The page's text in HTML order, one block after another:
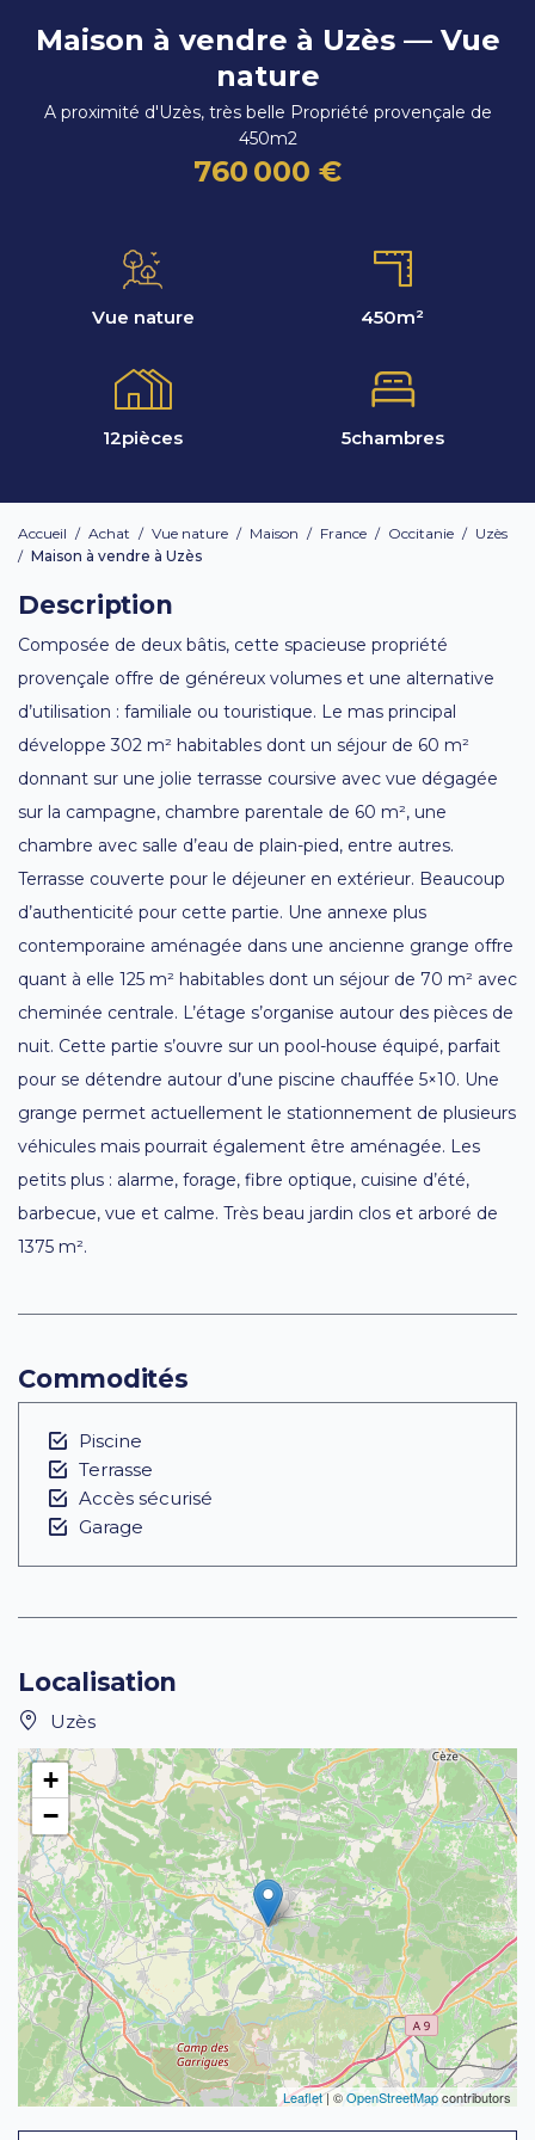
Maison à vendre à Uzès — Vue
nature
A proximité d'Uzès, très belle Propriété provençale de
450m2
760 000 €
Vue nature 450m²
12pièces 5chambres
Accueil / Achat / Vue nature / Maison / France / Occitanie / Uzès
/ Maison à vendre à Uzès
Description
Composée de deux bâtis, cette spacieuse propriété
provençale offre de généreux volumes et une alternative
d’utilisation : familiale ou touristique. Le mas principal
développe 302 m² habitables dont un séjour de 60 m²
donnant sur une jolie terrasse coursive avec vue dégagée
sur la campagne, chambre parentale de 60 m², une
chambre avec salle d’eau de plain-pied, entre autres.
Terrasse couverte pour le déjeuner en extérieur. Beaucoup
d’authenticité pour cette partie. Une annexe plus
contemporaine aménagée dans une ancienne grange offre
quant à elle 125 m² habitables dont un séjour de 70 m² avec
cheminée centrale. L’étage s’organise autour des pièces de
nuit. Cette partie s’ouvre sur un pool-house équipé, parfait
pour se détendre autour d’une piscine chauffée 5×10. Une
grange permet actuellement le stationnement de plusieurs
véhicules mais pourrait également être aménagée. Les
petits plus : alarme, forage, fibre optique, cuisine d’été,
barbecue, vue et calme. Très beau jardin clos et arboré de
1375 m².
Commodités
Piscine
Terrasse
Accès sécurisé
Garage
Localisation
Uzès
+
−
Leaflet| ©OpenStreetMapcontributors